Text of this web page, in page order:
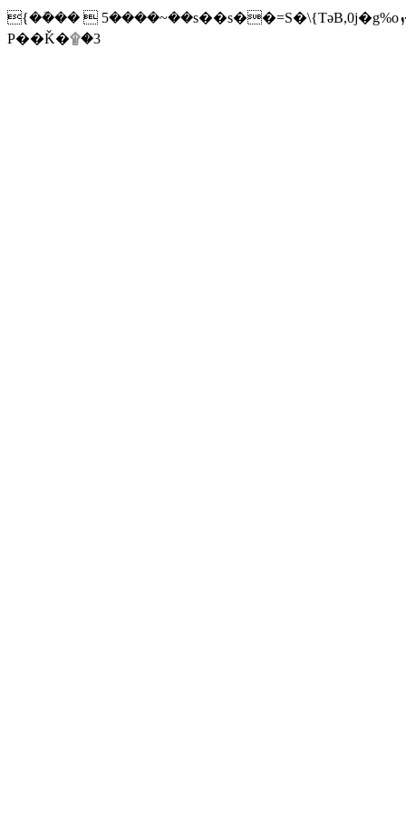
{��ܽ��  5����~��s��s��=S�\{TәB,0j�g%oܙ�q�o^�XT8�-M�@�J���X4��h�jV�녀
P��Ǩ�۩�3